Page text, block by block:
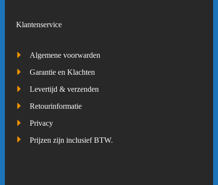
Klantenservice
Algemene voorwarden
Garantie en Klachten
Levertijd & verzenden
Retourinformatie
Privacy
Prijzen zijn inclusief BTW.